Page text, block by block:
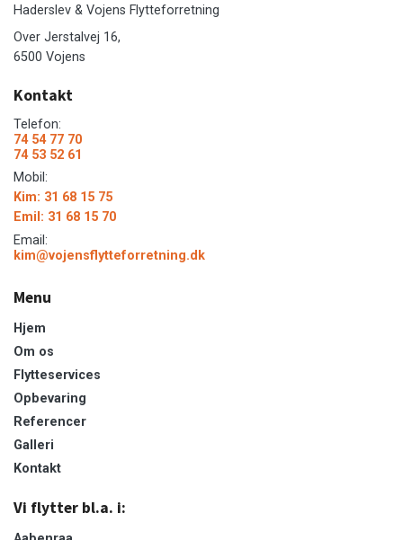
Haderslev & Vojens Flytteforretning
Over Jerstalvej 16,
6500 Vojens
Kontakt
Telefon:
74 54 77 70
74 53 52 61
Mobil:
Kim: 31 68 15 75
Emil: 31 68 15 70
Email:
kim@vojensflytteforretning.dk
Menu
Hjem
Om os
Flytteservices
Opbevaring
Referencer
Galleri
Kontakt
Vi flytter bl.a. i: